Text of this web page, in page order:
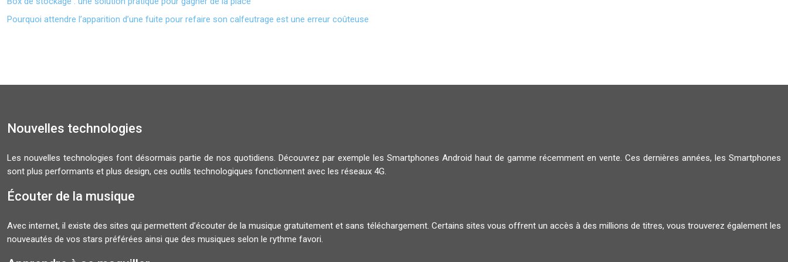
Pourquoi attendre l’apparition d’une fuite pour refaire son calfeutrage est une erreur coûteuse
Nouvelles technologies
Les nouvelles technologies font désormais partie de nos quotidiens. Découvrez par exemple les Smartphones Android haut de gamme récemment en vente. Ces dernières années, les Smartphones
sont plus performants et plus design, ces outils technologiques fonctionnent avec les réseaux 4G.
Écouter de la musique
Avec internet, il existe des sites qui permettent d’écouter de la musique gratuitement et sans téléchargement. Certains sites vous offrent un accès à des millions de titres, vous trouverez également les
nouveautés de vos stars préférées ainsi que des musiques selon le rythme favori.